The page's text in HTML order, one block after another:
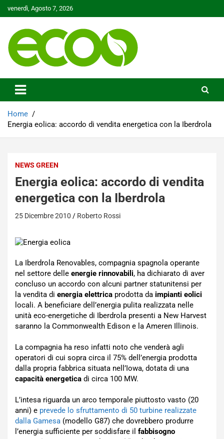
to
venerdì, Agosto 7, 2026
Ecoo.it
Home
Energia eolica: accordo di vendita energetica con la Iberdrola
NEWS GREEN
Energia eolica: accordo di vendita
energetica con la Iberdrola
25 Dicembre 2010 Roberto Rossi
La Iberdrola Renovables, compagnia spagnola operante
nel settore delle energie rinnovabili, ha dichiarato di aver
concluso un accordo con alcuni partner statunitensi per
la vendita di energia elettrica prodotta da impianti eolici
locali. A beneficiare dell’energia pulita realizzata nelle
unità eco-energetiche di Iberdrola presenti a New Harvest
saranno la Commonwealth Edison e la Ameren Illinois.
La compagnia ha reso infatti noto che venderà agli
operatori di cui sopra circa il 75% dell’energia prodotta
dalla propria fabbrica situata nell’Iowa, dotata di una
capacità energetica di circa 100 MW.
L’intesa riguarda un arco temporale piuttosto vasto (20
anni) e prevede lo sfruttamento di 50 turbine realizzate
dalla Gamesa (modello G87) che dovrebbero produrre
l’energia sufficiente per soddisfare il fabbisogno